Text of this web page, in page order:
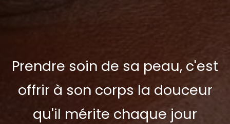
Prendre soin de sa peau, c'est
offrir à son corps la douceur
qu'il mérite chaque jour